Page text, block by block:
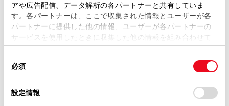
アや広告配信、データ解析の各パートナーと共有していま
す。各パートナーは、ここで収集された情報とユーザーが各
パートナーに提供した他の情報、ユーザーが各パートナーの
サービスを使用したときに収集した他の情報を組み合わせて
使用することがあります。当ウェブサイトの使用を続行する
デバイスにすべてのCookie(クッキー)が保存されることに同
意したことになります。Cookie(クッキー)のオプトアウト、
必須
設定情報
が可能です。